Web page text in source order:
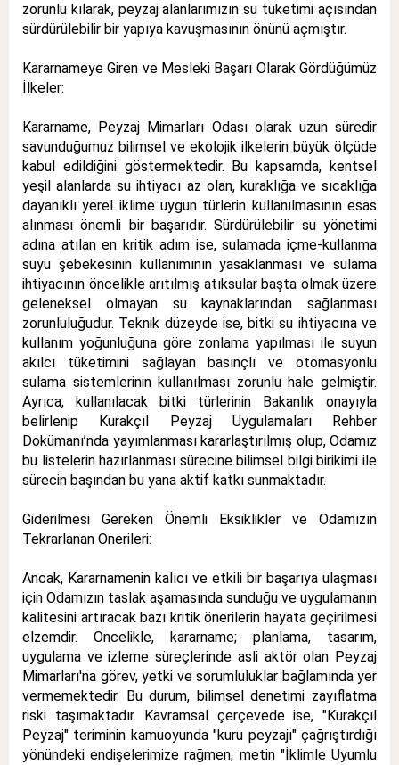
zorunlu kılarak, peyzaj alanlarımızın su tüketimi açısından
sürdürülebilir bir yapıya kavuşmasının önünü açmıştır.
Kararnameye Giren ve Mesleki Başarı Olarak Gördüğümüz
İlkeler:
Kararname, Peyzaj Mimarları Odası olarak uzun süredir
savunduğumuz bilimsel ve ekolojik ilkelerin büyük ölçüde
kabul edildiğini göstermektedir. Bu kapsamda, kentsel
yeşil alanlarda su ihtiyacı az olan, kuraklığa ve sıcaklığa
dayanıklı yerel iklime uygun türlerin kullanılmasının esas
alınması önemli bir başarıdır. Sürdürülebilir su yönetimi
adına atılan en kritik adım ise, sulamada içme-kullanma
suyu şebekesinin kullanımının yasaklanması ve sulama
ihtiyacının öncelikle arıtılmış atıksular başta olmak üzere
geleneksel olmayan su kaynaklarından sağlanması
zorunluluğudur. Teknik düzeyde ise, bitki su ihtiyacına ve
kullanım yoğunluğuna göre zonlama yapılması ile suyun
akılcı tüketimini sağlayan basınçlı ve otomasyonlu
sulama sistemlerinin kullanılması zorunlu hale gelmiştir.
Ayrıca, kullanılacak bitki türlerinin Bakanlık onayıyla
belirlenip Kurakçıl Peyzaj Uygulamaları Rehber
Dokümanı’nda yayımlanması kararlaştırılmış olup, Odamız
bu listelerin hazırlanması sürecine bilimsel bilgi birikimi ile
sürecin başından bu yana aktif katkı sunmaktadır.
Giderilmesi Gereken Önemli Eksiklikler ve Odamızın
Tekrarlanan Önerileri:
Ancak, Kararnamenin kalıcı ve etkili bir başarıya ulaşması
için Odamızın taslak aşamasında sunduğu ve uygulamanın
kalitesini artıracak bazı kritik önerilerin hayata geçirilmesi
elzemdir. Öncelikle, kararname; planlama, tasarım,
uygulama ve izleme süreçlerinde asli aktör olan Peyzaj
Mimarları'na görev, yetki ve sorumluluklar bağlamında yer
vermemektedir. Bu durum, bilimsel denetimi zayıflatma
riski taşımaktadır. Kavramsal çerçevede ise, "Kurakçıl
Peyzaj" teriminin kamuoyunda "kuru peyzajı" çağrıştırdığı
yönündeki endişelerimize rağmen, metin "İklimle Uyumlu